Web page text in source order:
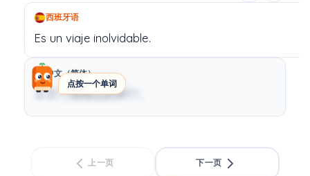
点按一个单词
西班牙语
Es un viaje inolvidable.
中文（简体）
这是一场难忘的旅行。
上一页 下一页